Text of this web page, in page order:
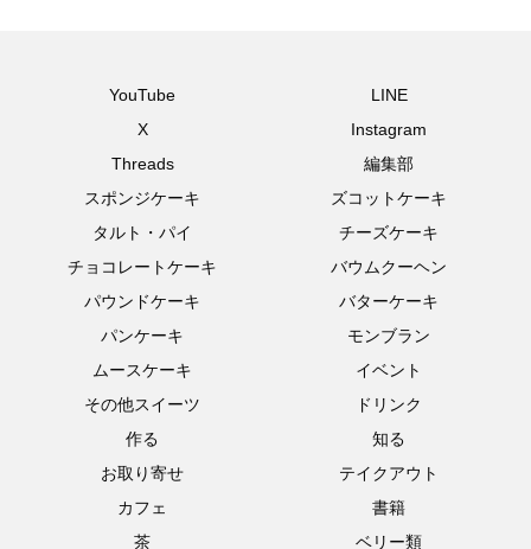
YouTube
LINE
X
Instagram
Threads
編集部
スポンジケーキ
ズコットケーキ
タルト・パイ
チーズケーキ
チョコレートケーキ
バウムクーヘン
パウンドケーキ
バターケーキ
パンケーキ
モンブラン
ムースケーキ
イベント
その他スイーツ
ドリンク
作る
知る
お取り寄せ
テイクアウト
カフェ
書籍
茶
ベリー類